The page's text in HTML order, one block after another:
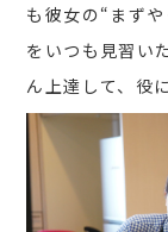
も彼女の“まず
をいつも見習い
ん上達して、役